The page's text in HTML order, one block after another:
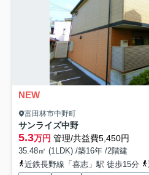
NEW
富田林市中野町
サンライズ中野
5.3万円 管理/共益費5,450円
35.48㎡ (1LDK) /築16年 /2階建
近鉄長野線「喜志」駅 徒歩15分